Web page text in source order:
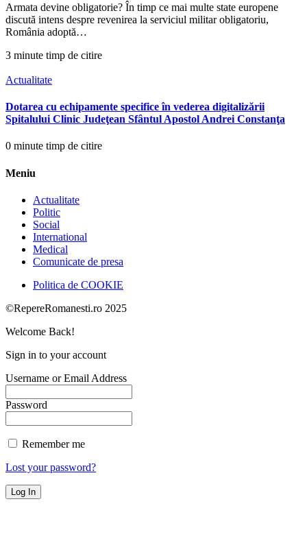
Armata devine obligatorie? În timp ce mai multe state europene
discută intens despre revenirea la serviciul militar obligatoriu,
România adoptă…
3 minute timp de citire
Actualitate
Dotarea cu echipamente specifice în vederea digitalizării
Spitalului Clinic Judeţean Sfȃntul Apostol Andrei Constanţa
0 minute timp de citire
Meniu
Actualitate
Politic
Social
International
Medical
Comunicate de presa
Politica de COOKIE
©RepereRomanesti.ro 2025
Welcome Back!
Sign in to your account
Username or Email Address
Password
Remember me
Lost your password?